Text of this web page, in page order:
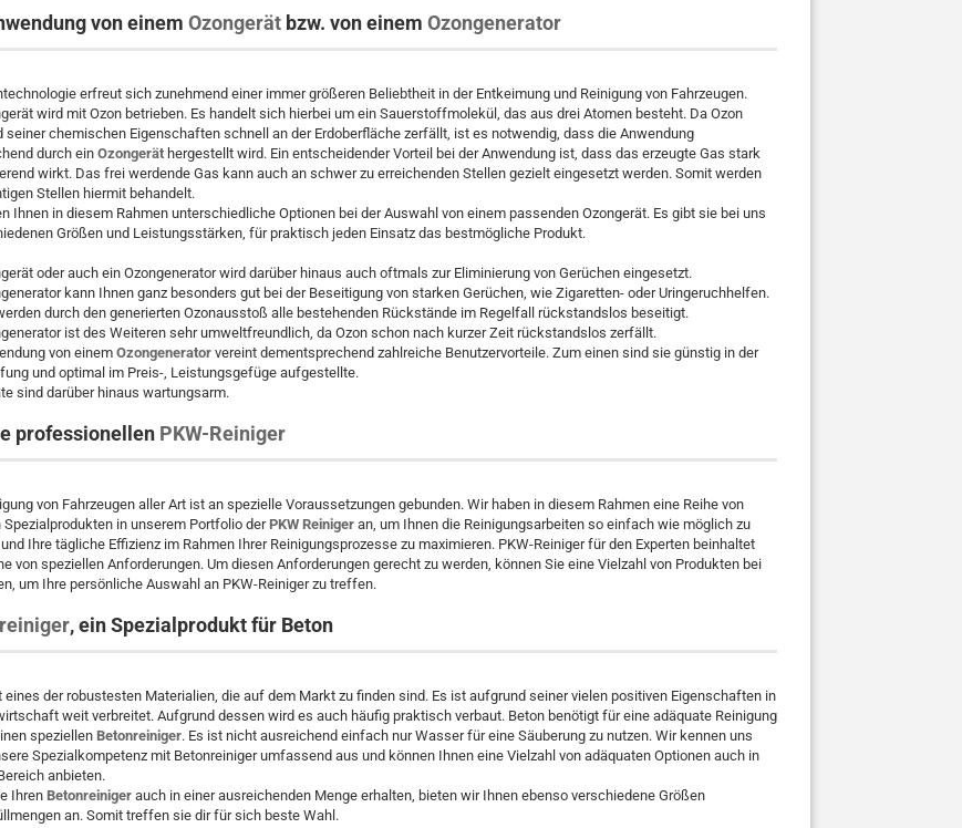
von einem Ozongerät bzw. von einem Ozongenerator
erfreut sich zunehmend einer immer größeren Beliebtheit in der Entkeimung und Reinigung von Fahrzeugen.
wird mit Ozon betrieben. Es handelt sich hierbei um ein Sauerstoffmolekül, das aus drei Atomen besteht. Da Ozon
seiner chemischen Eigenschaften schnell an der Erdoberfläche zerfällt, ist es notwendig, dass die Anwendung
durch ein Ozongerät hergestellt wird. Ein entscheidender Vorteil bei der Anwendung ist, dass das erzeugte Gas stark
wirkt. Das frei werdende Gas kann auch an schwer zu erreichenden Stellen gezielt eingesetzt werden. Somit werden
Stellen hiermit behandelt.
Ihnen in diesem Rahmen unterschiedliche Optionen bei der Auswahl von einem passenden Ozongerät. Es gibt sie bei uns
Größen und Leistungsstärken, für praktisch jeden Einsatz das bestmögliche Produkt.
oder auch ein Ozongenerator wird darüber hinaus auch oftmals zur Eliminierung von Gerüchen eingesetzt.
kann Ihnen ganz besonders gut bei der Beseitigung von starken Gerüchen, wie Zigaretten- oder Uringeruchhelfen.
durch den generierten Ozonausstoß alle bestehenden Rückstände im Regelfall rückstandslos beseitigt.
ist des Weiteren sehr umweltfreundlich, da Ozon schon nach kurzer Zeit rückstandslos zerfällt.
von einem Ozongenerator vereint dementsprechend zahlreiche Benutzervorteile. Zum einen sind sie günstig in der
und optimal im Preis-, Leistungsgefüge aufgestellte.
sind darüber hinaus wartungsarm.
professionellen PKW-Reiniger
von Fahrzeugen aller Art ist an spezielle Voraussetzungen gebunden. Wir haben in diesem Rahmen eine Reihe von
Spezialprodukten in unserem Portfolio derPKW Reiniger an, um Ihnen die Reinigungsarbeiten so einfach wie möglich zu
Ihre tägliche Effizienz im Rahmen Ihrer Reinigungsprozesse zu maximieren. PKW-Reiniger für den Experten beinhaltet
von speziellen Anforderungen. Um diesen Anforderungen gerecht zu werden, können Sie eine Vielzahl von Produkten bei
um Ihre persönliche Auswahl an PKW-Reiniger zu treffen.
, ein Spezialprodukt für Beton
eines der robustesten Materialien, die auf dem Markt zu finden sind. Es ist aufgrund seiner vielen positiven Eigenschaften in
weit verbreitet. Aufgrund dessen wird es auch häufig praktisch verbaut. Beton benötigt für eine adäquate Reinigung
speziellen Betonreiniger. Es ist nicht ausreichend einfach nur Wasser für eine Säuberung zu nutzen. Wir kennen uns
Spezialkompetenz mit Betonreiniger umfassend aus und können Ihnen eine Vielzahl von adäquaten Optionen auch in
anbieten.
Ihren Betonreiniger auch in einer ausreichenden Menge erhalten, bieten wir Ihnen ebenso verschiedene Größen
an. Somit treffen sie dir für sich beste Wahl.